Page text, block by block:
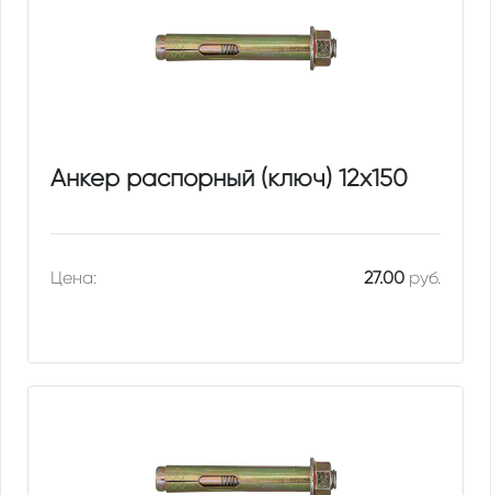
Анкер распорный (ключ) 12х150
Цена: 27.00руб.